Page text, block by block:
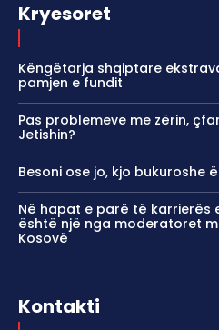
Kryesoret
Këngëtarja shqiptare
pamjen e fundit
Pas problemeve me zërin,
Jetishin?
Besoni ose jo, kjo bukuroshe
Në hapat e parë të karrierës
është një nga moderatoret
Kosovë
Kontakti